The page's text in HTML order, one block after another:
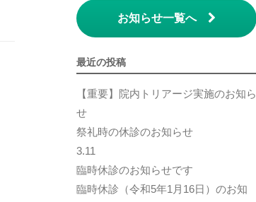
お知らせ一覧へ
最近の投稿
【重要】院内トリアージ実施のお知ら
せ
祭礼時の休診のお知らせ
3.11
臨時休診のお知らせです
臨時休診（令和5年1月16日）のお知